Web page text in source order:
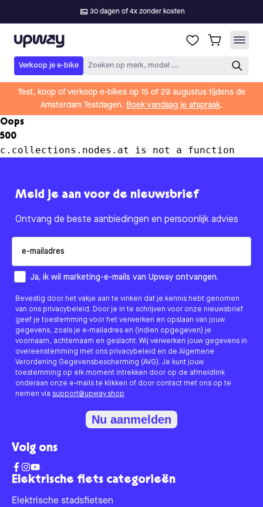
30 dagen of 4x zonder kosten
Upway
Verkoop je e-bike Zoeken op merk, model ...
Test, koop of verkoop e-bikes op 15 of 29 augustus tijdens de
Amsterdam Testdagen. Boek vandaag je afspraak.
Oops
500
c.collections.nodes.at is not a function
Elektrische fiets categorieën
Elektrische stadsfietsen
Meld je aan voor de nieuwsbrief
Ontvang de beste aanbiedingen en persoonlijk advies
How would you like to hear from us?
Ja, ik wil marketing-e-mails van Upway ontvangen.
Bevestig door het vakje aan te vinken dat je kennis hebt genomen
van ons privacybeleid. Door je in te schrijven voor onze nieuwsbrief
geef je toestemming voor het verwerken en opslaan van jouw
gegevens, zoals je e-mailadres en (indien opgegeven) je
voornaam, achternaam en geslacht. Wij verwerken jouw gegevens in
overeenstemming met ons privacybeleid en de Algemene
Verordening Gegevensbescherming (AVG). Je kunt jouw
toestemming op elk moment intrekken door op de afmeldlink
onderaan onze e-mails te klikken of door contact met ons op te
nemen via support@upway.shop
Nu aanmelden
Volg ons